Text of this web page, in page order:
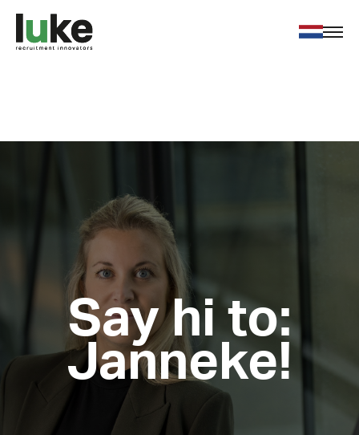
Voor werkgevers
Vacatures
Say hi to:
Janneke!